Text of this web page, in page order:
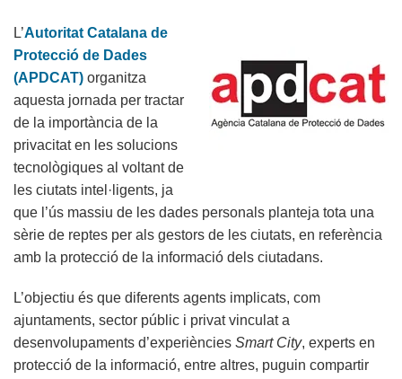
en
el
Disseny
(2016)
L’Autoritat Catalana de
Protecció de Dades
(APDCAT) organitza
aquesta jornada per tractar
de la importància de la
privacitat en les solucions
tecnològiques al voltant de
les ciutats intel·ligents, ja
que l’ús massiu de les dades personals planteja tota una
sèrie de reptes per als gestors de les ciutats, en referència
amb la protecció de la informació dels ciutadans.
L’objectiu és que diferents agents implicats, com
ajuntaments, sector públic i privat vinculat a
desenvolupaments d’experiències Smart City, experts en
protecció de la informació, entre altres, puguin compartir